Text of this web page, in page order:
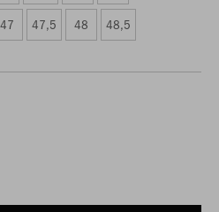
47 47,5 48 48,5